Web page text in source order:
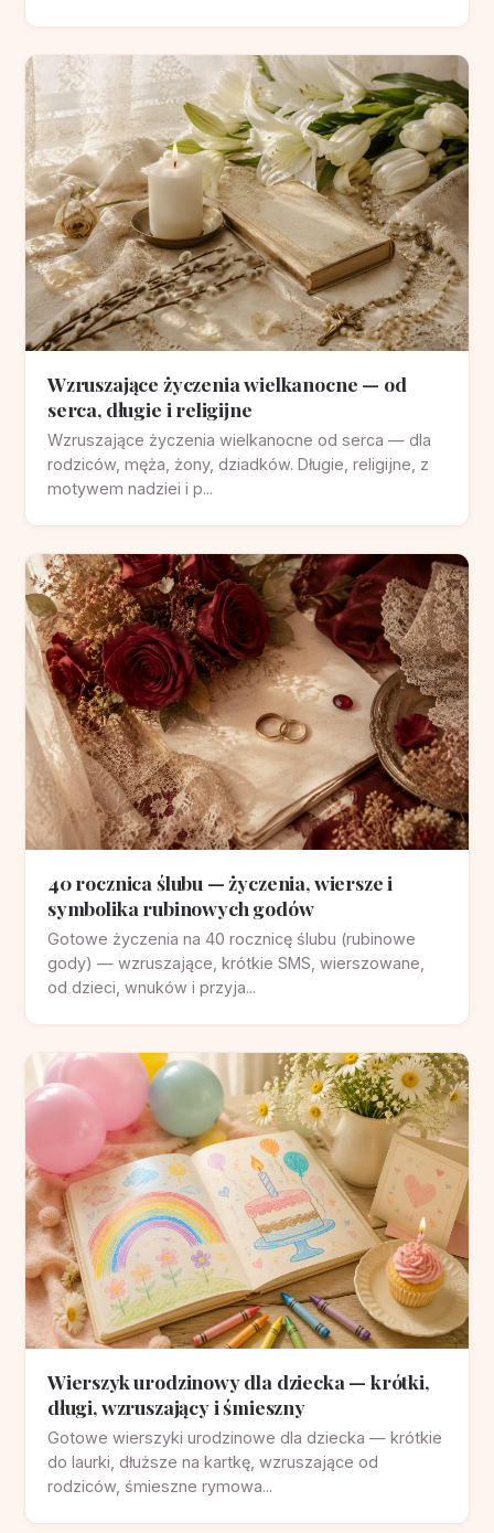
Wzruszające życzenia wielkanocne — od
serca, długie i religijne
Wzruszające życzenia wielkanocne od serca — dla
rodziców, męża, żony, dziadków. Długie, religijne, z
motywem nadziei i p...
40 rocznica ślubu — życzenia, wiersze i
symbolika rubinowych godów
Gotowe życzenia na 40 rocznicę ślubu (rubinowe
gody) — wzruszające, krótkie SMS, wierszowane,
od dzieci, wnuków i przyja...
Wierszyk urodzinowy dla dziecka — krótki,
długi, wzruszający i śmieszny
Gotowe wierszyki urodzinowe dla dziecka — krótkie
do laurki, dłuższe na kartkę, wzruszające od
rodziców, śmieszne rymowa...